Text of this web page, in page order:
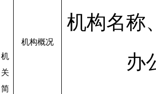
机
关
简
机构概况
机构名称
办